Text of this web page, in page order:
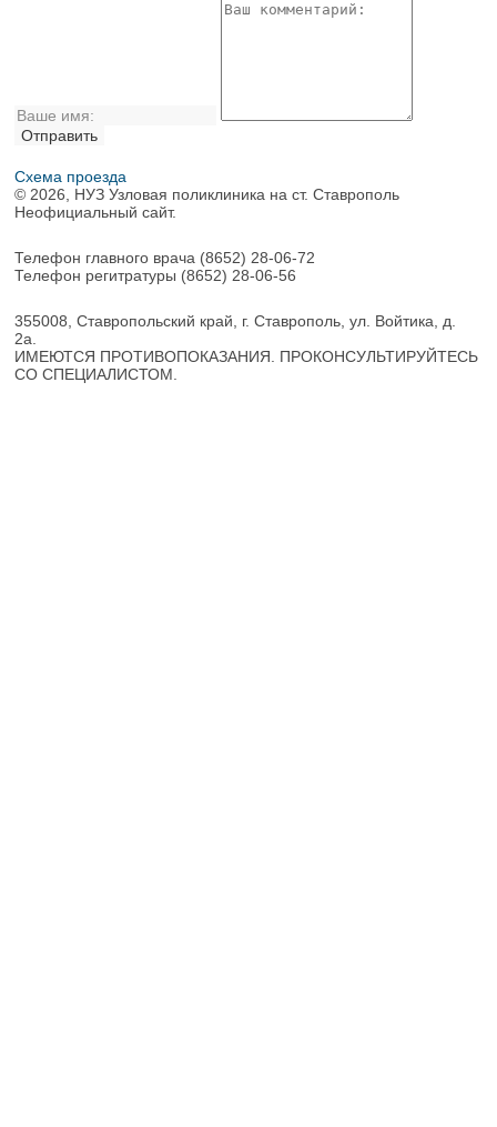
Схема проезда
© 2026, НУЗ Узловая поликлиника на ст. Ставрополь
Неофициальный сайт.
Телефон главного врача (8652) 28-06-72
Телефон регитратуры (8652) 28-06-56
355008, Ставропольский край, г. Ставрополь, ул. Войтика, д.
2а.
ИМЕЮТСЯ ПРОТИВОПОКАЗАНИЯ. ПРОКОНСУЛЬТИРУЙТЕСЬ
СО СПЕЦИАЛИСТОМ.